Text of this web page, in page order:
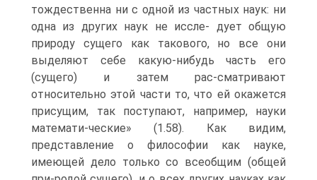
тождественна ни с одной из частных наук: ни
одна из других наук не иссле- дует общую
природу сущего как такового, но все они
выделяют себе какую-нибудь часть его
(сущего) и затем рас-сматривают
относительно этой части то, что ей окажется
присущим, так поступают, например, науки
математи-ческие» (1.58). Как видим,
представление о философии как науке,
имеющей дело только со всеобщим (общей